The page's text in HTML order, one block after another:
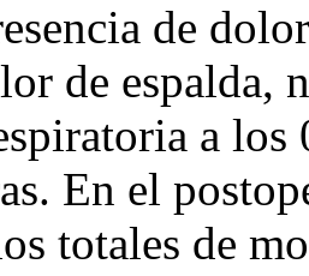
de
de espalda,
a los
En el
totales de